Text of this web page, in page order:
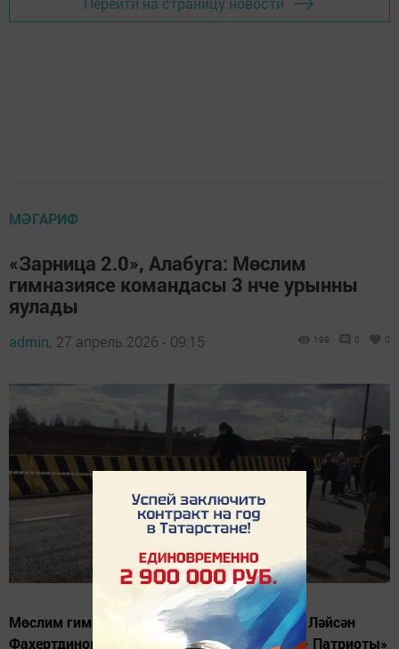
МӘГАРИФ
«Зарница 2.0», Алабуга: Мөслим
гимназиясе командасы 3 нче урынны
яулады
admin, 27 апрель 2026 - 09:15 199 0 0
Мөслим гимназиясенең сыйныф җитәкчесе Ләйсән
Фахертдинова җитәкчелегендә «Воины 3Б – Патриоты»